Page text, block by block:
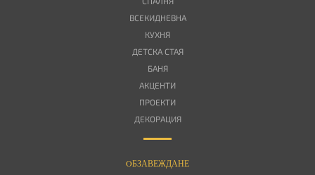
ВСЕКИДНЕВНА
КУХНЯ
ДЕТСКА СТАЯ
БАНЯ
АКЦЕНТИ
ПРОЕКТИ
ДЕКОРАЦИЯ
OБЗАВЕЖДАНЕ